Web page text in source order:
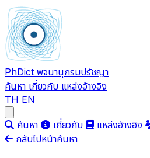
PhDict พจนานุกรมปรัชญา
ค้นหา เกี่ยวกับ แหล่งอ้างอิง
TH EN
ค้นหา เกี่ยวกับ แหล่งอ้างอิง
กลับไปหน้าค้นหา